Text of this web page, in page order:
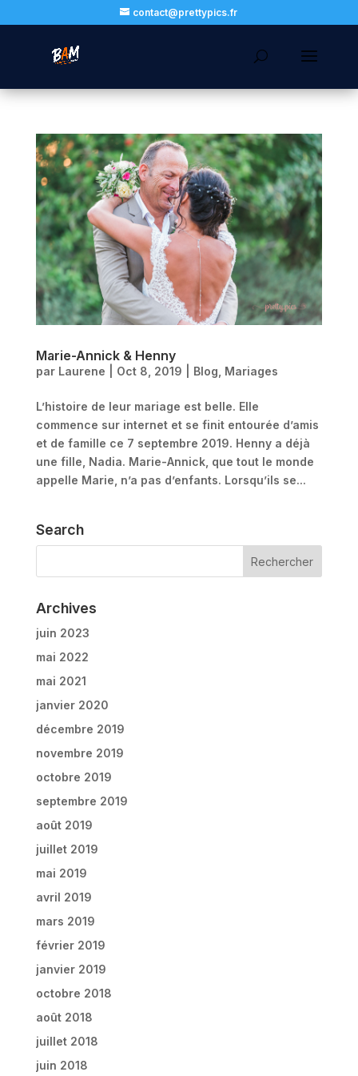
contact@prettypics.fr
Marie-Annick & Henny
par Laurene Oct 8, 2019 Blog Mariages
L’histoire de leur mariage est belle. Elle
commence sur internet et se finit entourée d’amis
et de famille ce 7 septembre 2019. Henny a déjà
une fille, Nadia. Marie-Annick, que tout le monde
appelle Marie, n’a pas d’enfants. Lorsqu’ils se...
Search
Archives
juin 2023
mai 2022
mai 2021
janvier 2020
décembre 2019
novembre 2019
octobre 2019
septembre 2019
août 2019
juillet 2019
mai 2019
avril 2019
mars 2019
février 2019
janvier 2019
octobre 2018
août 2018
juillet 2018
juin 2018